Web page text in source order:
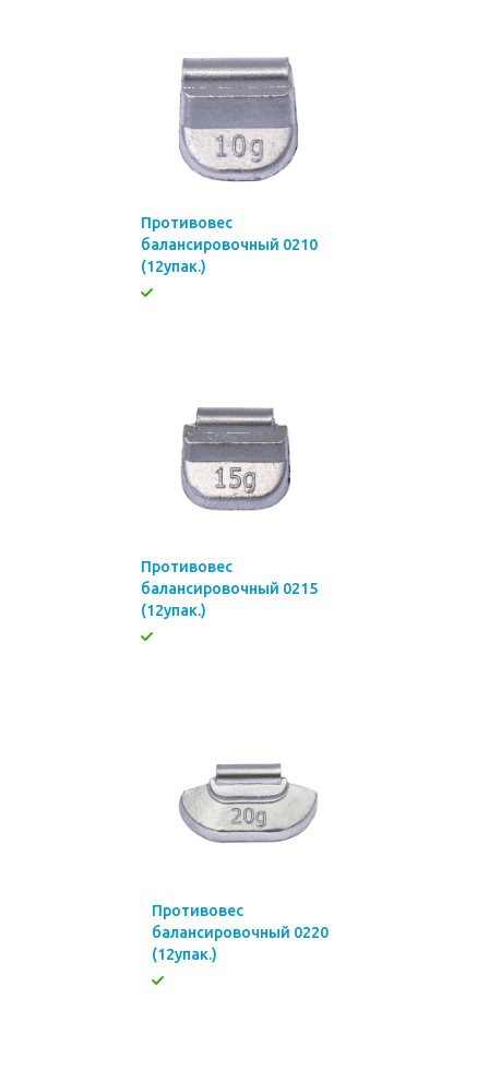
Противовес
балансировочный 0210
(12упак.)
Противовес
балансировочный 0215
(12упак.)
Противовес
балансировочный 0220
(12упак.)